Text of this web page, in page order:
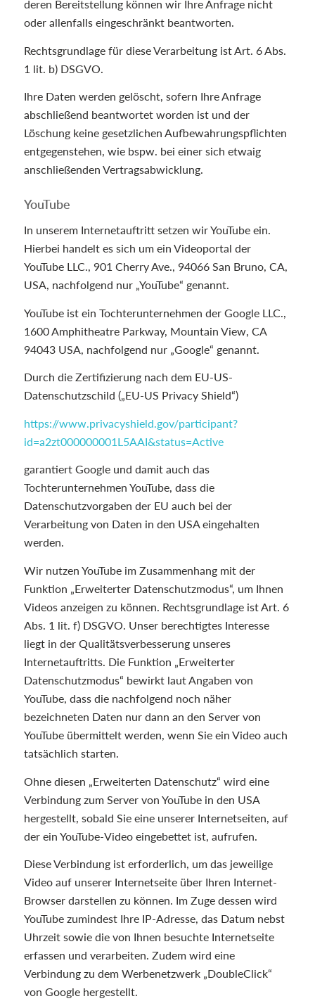
deren Bereitstellung können wir Ihre Anfrage nicht
oder allenfalls eingeschränkt beantworten.
Rechtsgrundlage für diese Verarbeitung ist Art. 6 Abs.
1 lit. b) DSGVO.
Ihre Daten werden gelöscht, sofern Ihre Anfrage
abschließend beantwortet worden ist und der
Löschung keine gesetzlichen Aufbewahrungspflichten
entgegenstehen, wie bspw. bei einer sich etwaig
anschließenden Vertragsabwicklung.
YouTube
In unserem Internetauftritt setzen wir YouTube ein.
Hierbei handelt es sich um ein Videoportal der
YouTube LLC., 901 Cherry Ave., 94066 San Bruno, CA,
USA, nachfolgend nur „YouTube“ genannt.
YouTube ist ein Tochterunternehmen der Google LLC.,
1600 Amphitheatre Parkway, Mountain View, CA
94043 USA, nachfolgend nur „Google“ genannt.
Durch die Zertifizierung nach dem EU-US-
Datenschutzschild („EU-US Privacy Shield“)
https://www.privacyshield.gov/participant?
id=a2zt000000001L5AAI&status=Active
garantiert Google und damit auch das
Tochterunternehmen YouTube, dass die
Datenschutzvorgaben der EU auch bei der
Verarbeitung von Daten in den USA eingehalten
werden.
Wir nutzen YouTube im Zusammenhang mit der
Funktion „Erweiterter Datenschutzmodus“, um Ihnen
Videos anzeigen zu können. Rechtsgrundlage ist Art. 6
Abs. 1 lit. f) DSGVO. Unser berechtigtes Interesse
liegt in der Qualitätsverbesserung unseres
Internetauftritts. Die Funktion „Erweiterter
Datenschutzmodus“ bewirkt laut Angaben von
YouTube, dass die nachfolgend noch näher
bezeichneten Daten nur dann an den Server von
YouTube übermittelt werden, wenn Sie ein Video auch
tatsächlich starten.
Ohne diesen „Erweiterten Datenschutz“ wird eine
Verbindung zum Server von YouTube in den USA
hergestellt, sobald Sie eine unserer Internetseiten, auf
der ein YouTube-Video eingebettet ist, aufrufen.
Diese Verbindung ist erforderlich, um das jeweilige
Video auf unserer Internetseite über Ihren Internet-
Browser darstellen zu können. Im Zuge dessen wird
YouTube zumindest Ihre IP-Adresse, das Datum nebst
Uhrzeit sowie die von Ihnen besuchte Internetseite
erfassen und verarbeiten. Zudem wird eine
Verbindung zu dem Werbenetzwerk „DoubleClick“
von Google hergestellt.